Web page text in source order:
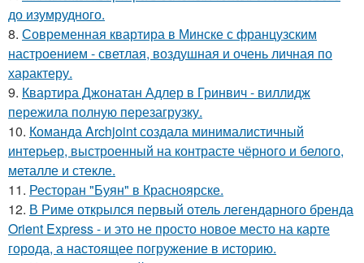
до изумрудного.
8. Современная квартира в Минске с французским
настроением - светлая, воздушная и очень личная по
характеру.
9. Квартира Джонатан Адлер в Гринвич - виллидж
пережила полную перезагрузку.
10. Команда Archjoint создала минималистичный
интерьер, выстроенный на контрасте чёрного и белого,
металле и стекле.
11. Ресторан "Буян" в Красноярске.
12. В Риме открылся первый отель легендарного бренда
Orient Express - и это не просто новое место на карте
города, а настоящее погружение в историю.